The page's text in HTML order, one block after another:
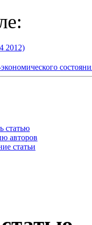
2012)
статью
авторов
статьи